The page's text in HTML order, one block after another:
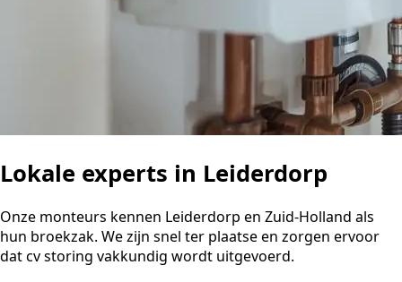
Lokale experts in Leiderdorp
Onze monteurs kennen Leiderdorp en Zuid-Holland als
hun broekzak. We zijn snel ter plaatse en zorgen ervoor
dat cv storing vakkundig wordt uitgevoerd.